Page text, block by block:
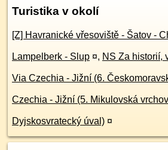
Turistika v okolí
[Z] Havranické vřesoviště - Šatov -
Lampelberk - Slup ¤, NS Za historií,
Via Czechia - Jižní (6.
Czechia - Jižní (5. Mikulovská
Dyjskosvratecký úval) ¤